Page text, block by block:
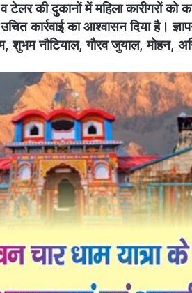
की दुकानों में महिला कारीगरों को
कार्रवाई का आश्वासन दिया है।
शुभम नौटियाल, गौरव जुयाल, मोहन,